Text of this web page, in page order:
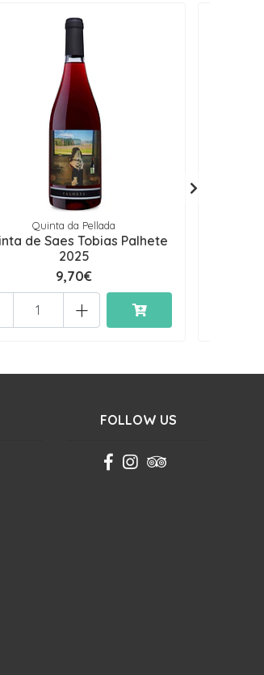
Quinta da Pellada
de Saes Tobias Palhete
2025
9,70€
+
FOLLOW US